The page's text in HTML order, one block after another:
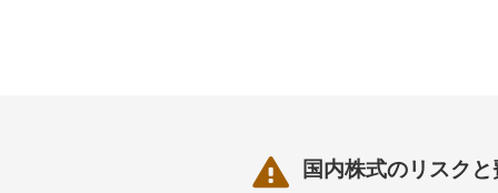
 国内株式のリスク